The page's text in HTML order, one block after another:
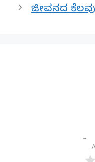
ಜೀವನದ